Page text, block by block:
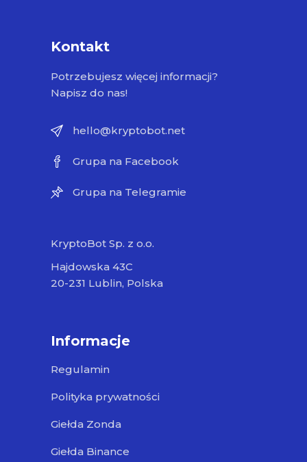
Kontakt
Potrzebujesz więcej informacji?
Napisz do nas!
hello@kryptobot.net
Grupa na Facebook
Grupa na Telegramie
KryptoBot Sp. z o.o.
Hajdowska 43C
20-231 Lublin, Polska
Informacje
Regulamin
Polityka prywatności
Giełda Zonda
Giełda Binance